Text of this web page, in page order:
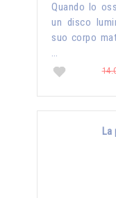
Quando lo
un disco
suo corpo
…
La